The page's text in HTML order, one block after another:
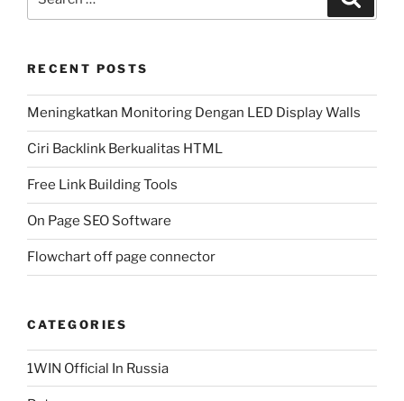
for:
RECENT POSTS
Meningkatkan Monitoring Dengan LED Display Walls
Ciri Backlink Berkualitas HTML
Free Link Building Tools
On Page SEO Software
Flowchart off page connector
CATEGORIES
1WIN Official In Russia